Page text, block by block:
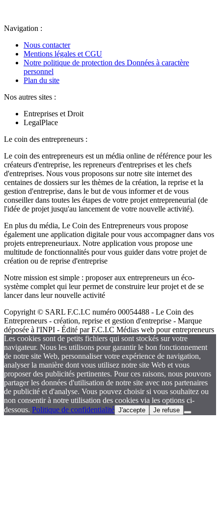
Navigation :
Nous contacter
Mentions légales et CGU
Notre politique de protection des Données à caractère
personnel
Plan du site
Nos autres sites :
Entreprises et Droit
LegalPlace
Le coin des entrepreneurs :
Le coin des entrepreneurs est un média online de référence pour les
créateurs d'entreprise, les repreneurs d'entreprises et les chefs
d'entreprises. Nous vous proposons sur notre site internet des
centaines de dossiers sur les thèmes de la création, la reprise et la
gestion d'entreprise, dans le but de vous informer et de vous
conseiller dans toutes les étapes de votre projet entrepreneurial (de
l'idée de projet jusqu'au lancement de votre nouvelle activité).
En plus du média, Le Coin des Entrepreneurs vous propose
également une application digitale pour vous accompagner dans vos
projets entrepreneuriaux. Notre application vous propose une
multitude de fonctionnalités pour vous guider dans votre projet de
création ou de reprise d'entreprise
Notre mission est simple : proposer aux entrepreneurs un éco-
système complet qui leur permet de construire leur projet et de se
lancer dans leur nouvelle activité
Copyright © SARL F.C.I.C numéro 00054488 - Le Coin des
Entrepreneurs - création, reprise et gestion d'entreprise - Marque
déposée à l'INPI - Édité par F.C.I.C Médias web pour entrepreneurs
Les cookies sont de petits fichiers qui sont stockés sur votre
navigateur. Nous les utilisons pour garantir le bon fonctionnement
de notre site Web, personnaliser votre expérience de navigation,
analyser la manière dont vous utilisez notre site Web et vous
proposer des publicités pertinentes. Pour ces raisons, nous pouvons
partager les données d'utilisation de notre site avec nos partenaires
de publicité et d'analyse. Vous pouvez choisir si vous souhaitez ou
non consentir à notre utilisation des cookies via les options ci-
dessous. Politique de confidentialité J'accepte Je refuse